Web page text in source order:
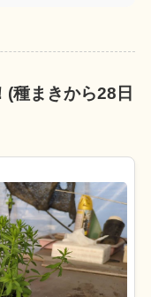
(種まきから28日